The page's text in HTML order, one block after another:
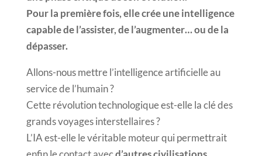
Pour la première fois, elle crée une intelligence
capable de l’assister, de l’augmenter… ou de la
dépasser.
Allons-nous mettre l’intelligence artificielle au
service de l’humain ?
Cette révolution technologique est-elle la clé des
grands voyages interstellaires ?
L’IA est-elle le véritable moteur qui permettrait